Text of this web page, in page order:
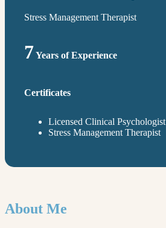
Stress Management Therapist
7Years of Experience
Certificates
Licensed Clinical Psychologist
Stress Management Therapist
About Me